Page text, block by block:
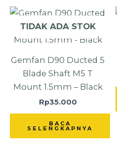
TIDAK ADA STOK
Gemfan D90 Ducted 5
Blade Shaft M5 T
Mount 1.5mm – Black
Rp35.000
BACA
SELENGKAPNYA